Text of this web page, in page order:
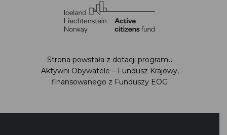
Strona powstała z dotacji programu Aktywni
Obywatele – Fundusz Krajowy,
finansowanego z Funduszy EOG